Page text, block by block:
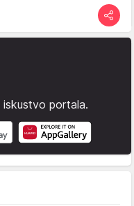
iskustvo portala.